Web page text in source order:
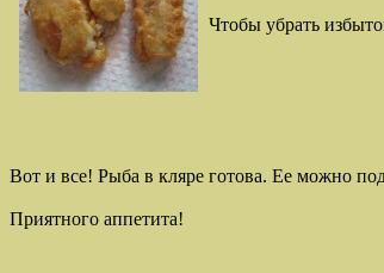
Чтобы убрать
Вот и все! Рыба в кляре готова. Ее можно
Приятного аппетита!